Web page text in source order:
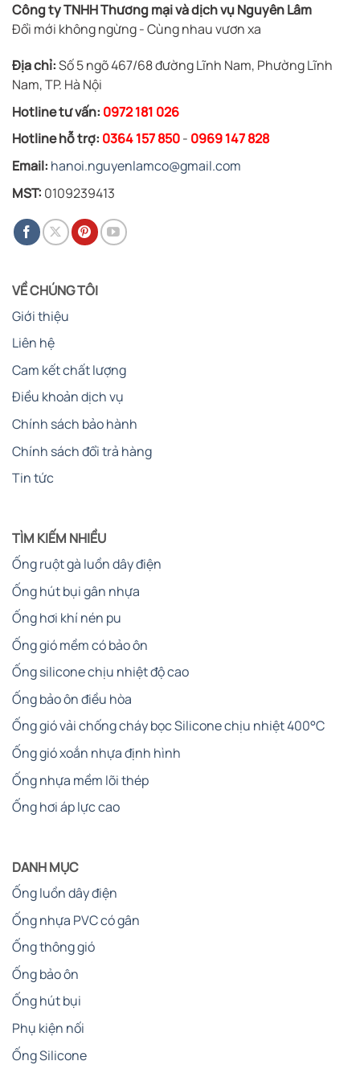
Công ty TNHH Thương mại và dịch vụ Nguyên Lâm
Đổi mới không ngừng - Cùng nhau vươn xa
Địa chỉ:Số 5 ngõ 467/68 đường Lĩnh Nam, Phường Lĩnh
Nam, TP. Hà Nội
Hotline tư vấn: 0972 181 026
Hotline hỗ trợ: 0364 157 850- 0969 147 828
Email: hanoi.nguyenlamco@gmail.com
MST: 0109239413
VỀ CHÚNG TÔI
Giới thiệu
Liên hệ
Cam kết chất lượng
Điều khoản dịch vụ
Chính sách bảo hành
Chính sách đổi trả hàng
Tin tức
TÌM KIẾM NHIỀU
Ống ruột gà luồn dây điện
Ống hút bụi gân nhựa
Ống hơi khí nén pu
Ống gió mềm có bảo ôn
Ống silicone chịu nhiệt độ cao
Ống bảo ôn điều hòa
Ống gió vải chống cháy bọc Silicone chịu nhiệt 400°C
Ống gió xoắn nhựa định hình
Ống nhựa mềm lõi thép
Ống hơi áp lực cao
DANH MỤC
Ống luồn dây điện
Ống nhựa PVC có gân
Ống thông gió
Ống bảo ôn
Ống hút bụi
Phụ kiện nối
Ống Silicone